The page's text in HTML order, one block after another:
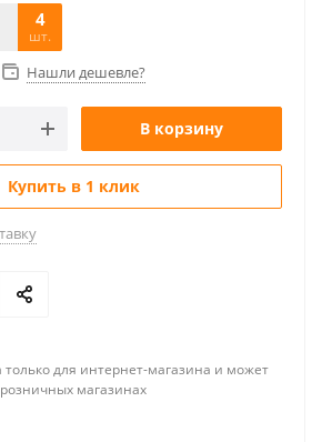
4
шт.
Нашли дешевле?
В корзину
Купить в 1 клик
для интернет-магазина и может
магазинах